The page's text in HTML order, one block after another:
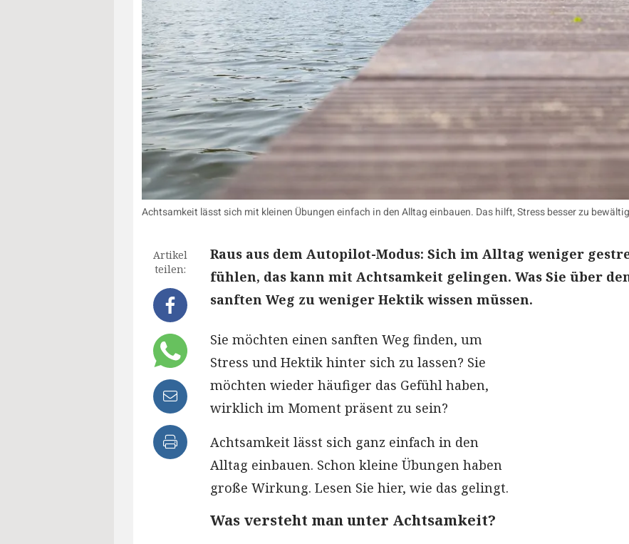
Achtsamkeit lässt sich mit kleinen Übungen einfach in den Alltag einbauen. Das hilft, Stress besser zu
Artikel
teilen:
Raus aus dem Autopilot-Modus: Sich im Alltag weniger
fühlen, das kann mit Achtsamkeit gelingen. Was Sie über
sanften Weg zu weniger Hektik wissen müssen.
Sie möchten einen sanften Weg finden, um
Stress und Hektik hinter sich zu lassen? Sie
möchten wieder häufiger das Gefühl haben,
wirklich im Moment präsent zu sein?
Achtsamkeit lässt sich ganz einfach in den
Alltag einbauen. Schon kleine Übungen haben
große Wirkung. Lesen Sie hier, wie das gelingt.
Was versteht man unter Achtsamkeit?